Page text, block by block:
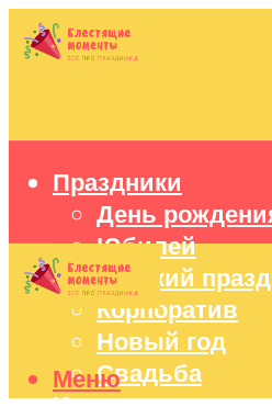
Праздники
День
Юбилей
Детский
Корпоратив
Новый год
Свадьба
Меню